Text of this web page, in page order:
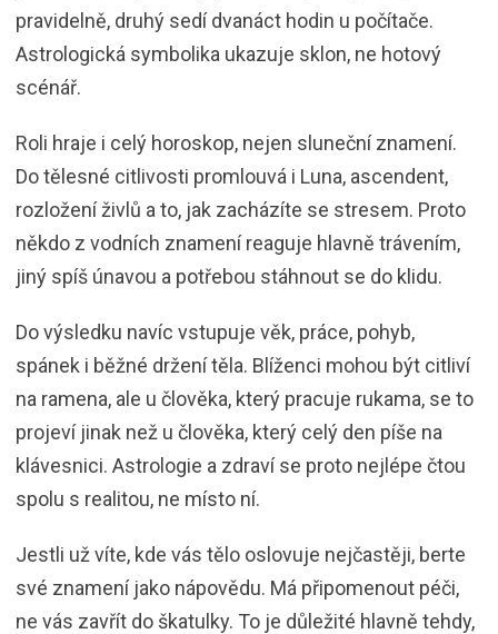
pravidelně, druhý sedí dvanáct hodin u počítače.
Astrologická symbolika ukazuje sklon, ne hotový
scénář.
Roli hraje i celý horoskop, nejen sluneční znamení.
Do tělesné citlivosti promlouvá i Luna, ascendent,
rozložení živlů a to, jak zacházíte se stresem. Proto
někdo z vodních znamení reaguje hlavně trávením,
jiný spíš únavou a potřebou stáhnout se do klidu.
Do výsledku navíc vstupuje věk, práce, pohyb,
spánek i běžné držení těla. Blíženci mohou být citliví
na ramena, ale u člověka, který pracuje rukama, se to
projeví jinak než u člověka, který celý den píše na
klávesnici. Astrologie a zdraví se proto nejlépe čtou
spolu s realitou, ne místo ní.
Jestli už víte, kde vás tělo oslovuje nejčastěji, berte
své znamení jako nápovědu. Má připomenout péči,
ne vás zavřít do škatulky. To je důležité hlavně tehdy,